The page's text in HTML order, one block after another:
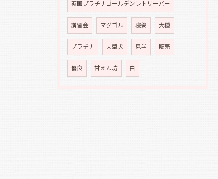
英国プラチナゴールデンレトリーバー
講習会 マグゴル 寝姿 犬種
プラチナ 大型犬 見学 販売
優良 甘えん坊 白